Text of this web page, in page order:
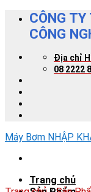
Skip
content
CÔNG
CÔNG
Địa chỉ
08 2222
Máy Bơm NHẬP
Trang chủ